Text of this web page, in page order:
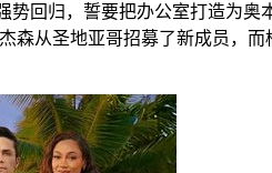
势回归，誓要把办公室打造为奥
从圣地亚哥招募了新成员，